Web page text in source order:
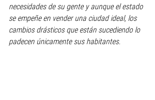
necesidades de su gente y aunque el estado
se empeñe en vender una ciudad ideal, los
cambios drásticos que están sucediendo lo
padecen únicamente sus habitantes.